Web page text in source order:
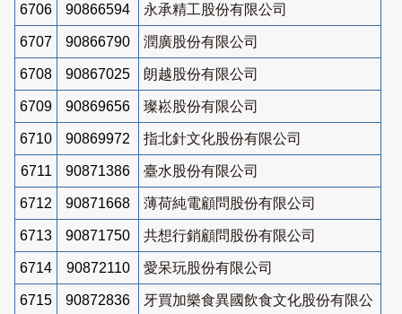
6706 90866594 永承精工股份有限公司
6707 90866790 潤廣股份有限公司
6708 90867025 朗越股份有限公司
6709 90869656 璨崧股份有限公司
6710 90869972 指北針文化股份有限公司
6711 90871386 臺水股份有限公司
6712 90871668 薄荷純電顧問股份有限公司
6713 90871750 共想行銷顧問股份有限公司
6714 90872110 愛呆玩股份有限公司
6715 90872836
牙買加樂食異國飲食文化股份有限公